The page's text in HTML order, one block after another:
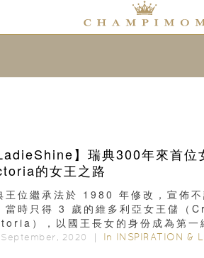
】瑞典300年來首位女王
的女王之路
王位繼承法於 1980 年修改，宣佈不
當時只得 3 歲的維多利亞女王儲
），以國王長女的身份成為第一
2020 ｜ In INSPIRATION &